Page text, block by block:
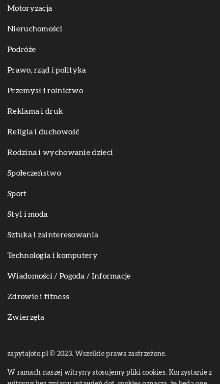
Motoryzacja
Nieruchomości
Podróże
Prawo, rząd i polityka
Przemysł i rolnictwo
Reklama i druk
Religia i duchowość
Rodzina i wychowanie dzieci
Społeczeństwo
Sport
Styl i moda
Sztuka i zainteresowania
Technologia i komputery
Wiadomości / Pogoda / Informacje
Zdrowie i fitness
Zwierzęta
zapytajoto.pl © 2023. Wszelkie prawa zastrzeżone.
W ramach naszej witryny stosujemy pliki cookies. Korzystanie z